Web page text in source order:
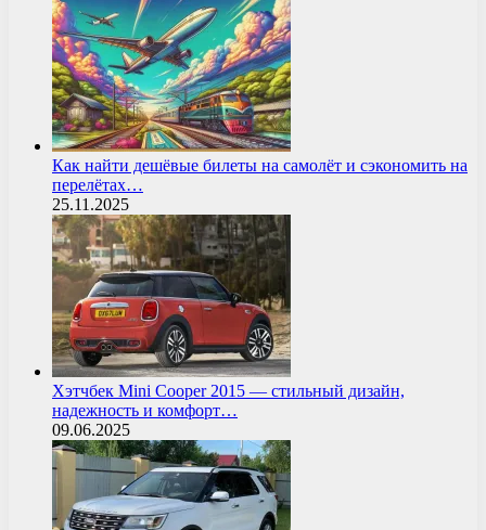
Как найти дешёвые билеты на самолёт и сэкономить на
перелётах…
25.11.2025
Хэтчбек Mini Cooper 2015 — стильный дизайн,
надежность и комфорт…
09.06.2025